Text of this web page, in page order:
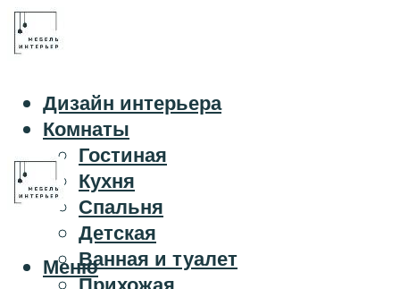
Дизайн интерьера
Комнаты
Гостиная
Кухня
Спальня
Детская
Ванная и туалет
Меню